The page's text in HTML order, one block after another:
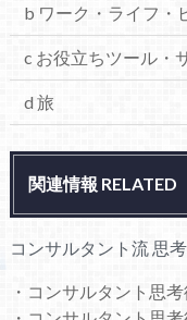
b ワーク・ライフ・
c お役立ちツール・
d 旅
関連情報 RELATED
コンサルタント流 思
・コンサルタント思考